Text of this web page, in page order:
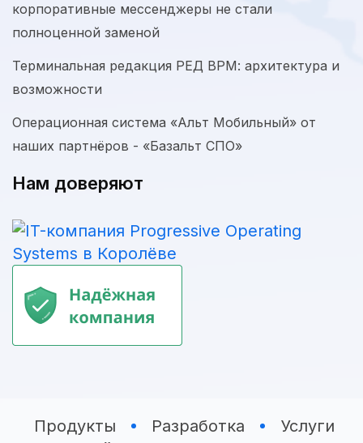
корпоративные мессенджеры не стали
полноценной заменой
Терминальная редакция РЕД ВРМ: архитектура и
возможности
Операционная система «Альт Мобильный» от
наших партнёров - «Базальт СПО»
Нам доверяют
Продукты Разработка
Услуги